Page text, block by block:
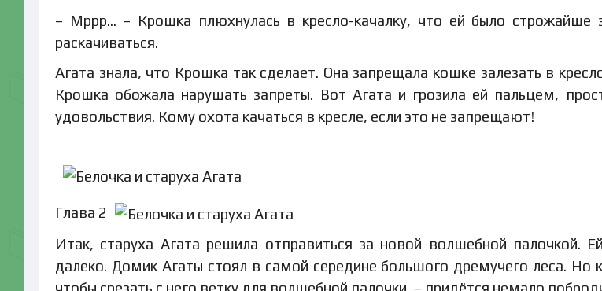
– Мррр… – Крошка плюхнулась в кресло-качалку, что ей было строжайше
раскачиваться.
Агата знала, что Крошка так сделает. Она запрещала кошке залезать в
Крошка обожала нарушать запреты. Вот Агата и грозила ей пальцем,
удовольствия. Кому охота качаться в кресле, если это не запрещают!
Глава 2
Итак, старуха Агата решила отправиться за новой волшебной палочкой.
далеко. Домик Агаты стоял в самой середине большого дремучего леса. Но